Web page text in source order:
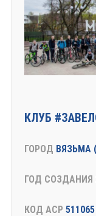
КЛУБ
ГОРОД ВЯЗЬМА
ГОД СОЗДАНИЯ
КОД АСР 511065